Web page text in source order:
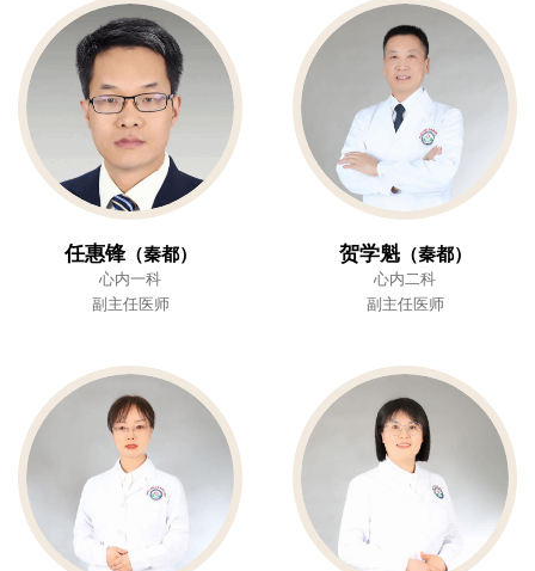
任惠锋（秦都）
心内一科
副主任医师
贺学魁（秦都）
心内二科
副主任医师